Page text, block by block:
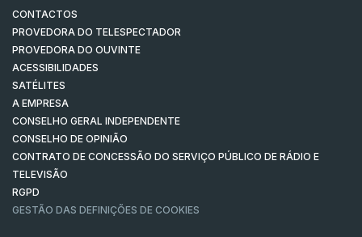
CONTACTOS
PROVEDORA DO TELESPECTADOR
PROVEDORA DO OUVINTE
ACESSIBILIDADES
SATÉLITES
A EMPRESA
CONSELHO GERAL INDEPENDENTE
CONSELHO DE OPINIÃO
CONTRATO DE CONCESSÃO DO SERVIÇO PÚBLICO DE RÁDIO E
TELEVISÃO
RGPD
GESTÃO DAS DEFINIÇÕES DE COOKIES